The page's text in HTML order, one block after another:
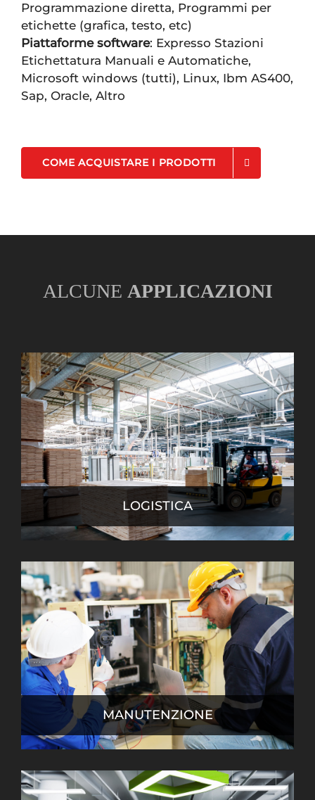
Programmazione diretta, Programmi per
etichette (grafica, testo, etc)
Piattaforme software: Expresso Stazioni
Etichettatura Manuali e Automatiche,
Microsoft windows (tutti), Linux, Ibm AS400,
Sap, Oracle, Altro
COME ACQUISTARE I PRODOTTI
ALCUNE APPLICAZIONI
LOGISTICA
MANUTENZIONE